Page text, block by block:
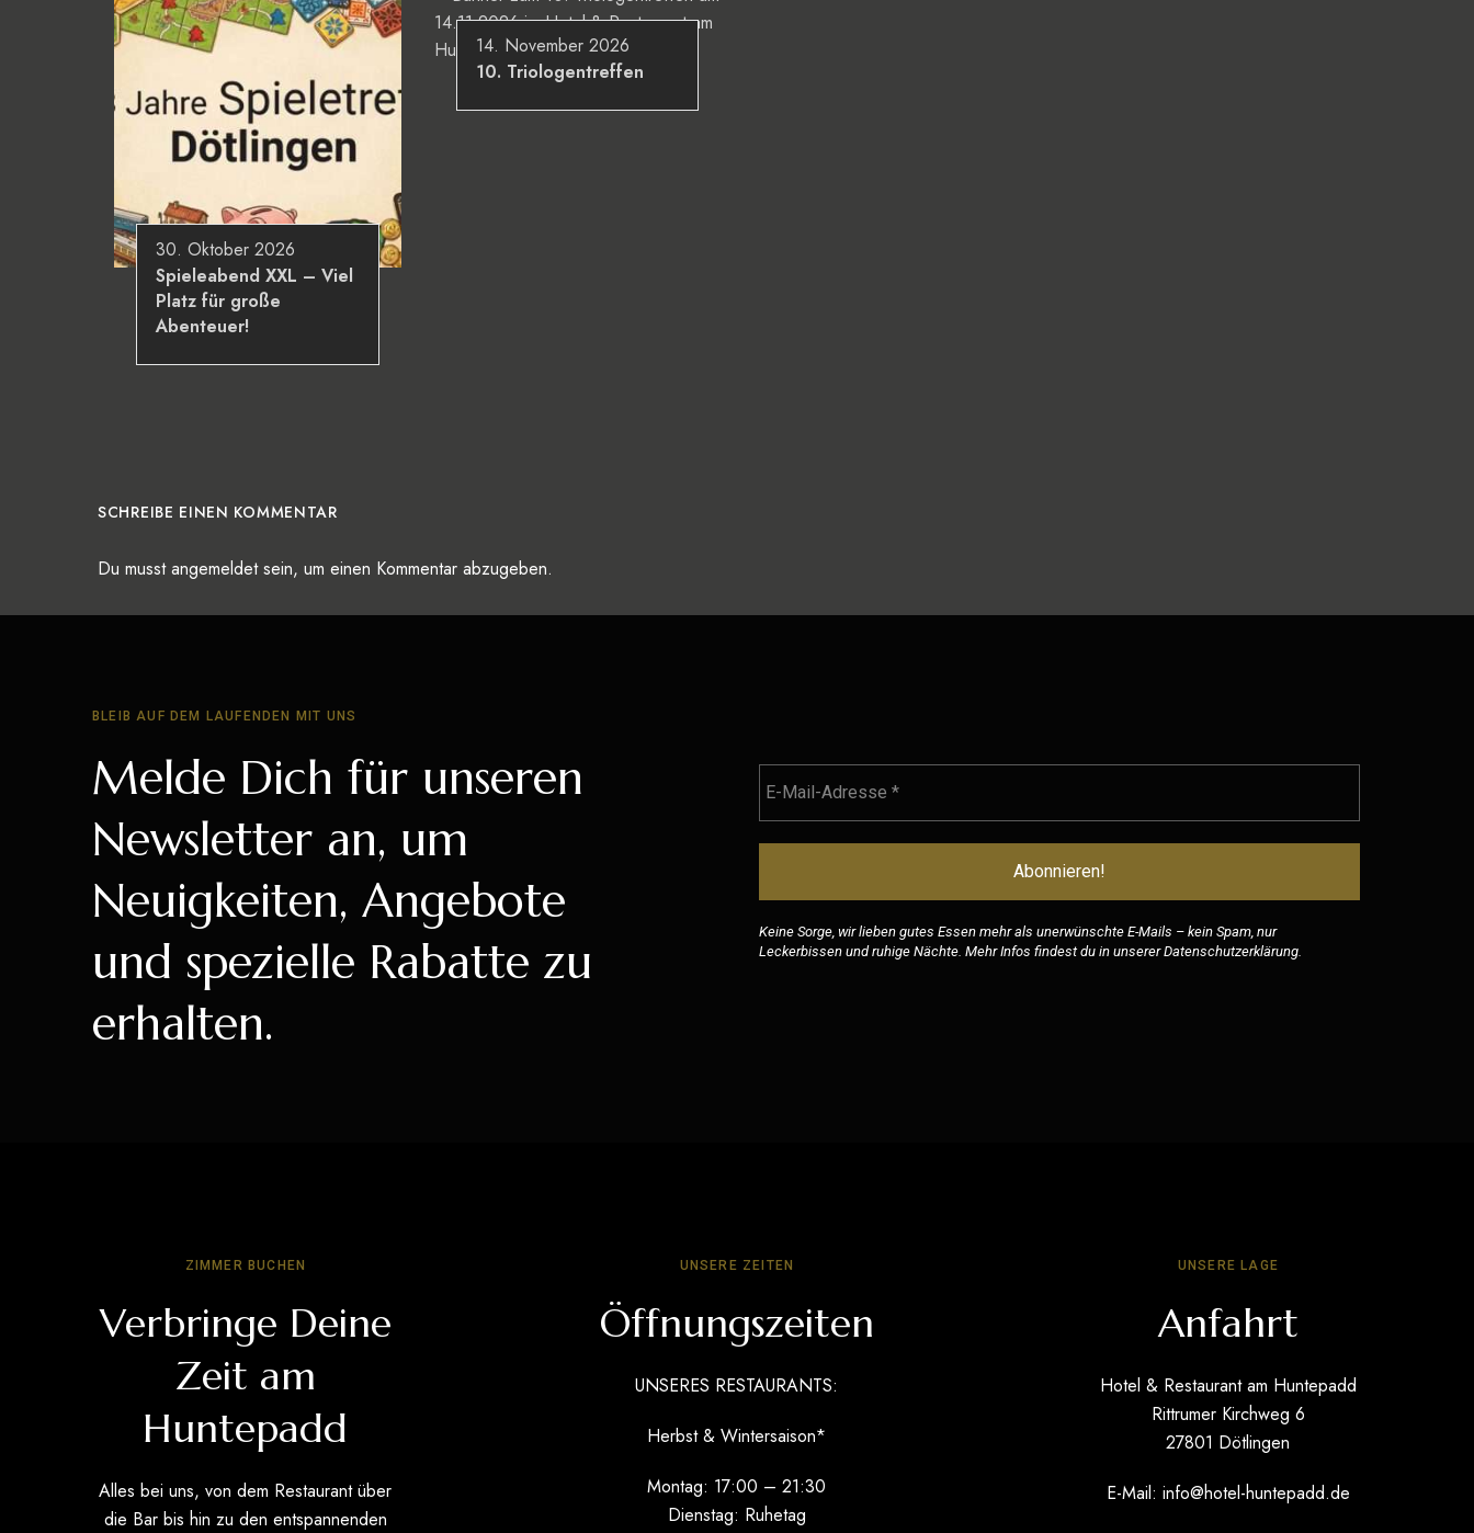
30. Oktober 2026
Spieleabend XXL – Viel
Platz für große
Abenteuer!
14. November 2026
10. Triologentreffen
SCHREIBE EINEN KOMMENTAR
Du musstangemeldetsein, um einen Kommentar abzugeben.
BLEIB AUF DEM LAUFENDEN MIT UNS
Melde Dich für unseren
Newsletter an, um
Neuigkeiten, Angebote
und spezielle Rabatte zu
erhalten.
Keine Sorge, wir lieben gutes Essen mehr als unerwünschte E-Mails – kein Spam, nur
Leckerbissen und ruhige Nächte. Mehr Infos findest du in unsererDatenschutzerklärung
ZIMMER BUCHEN
Verbringe Deine
Zeit am
Huntepadd
Alles bei uns, von dem Restaurant über
die Bar bis hin zu den entspannenden
UNSERE ZEITEN
Öffnungszeiten
UNSERES RESTAURANTS:
Herbst & Wintersaison*
Montag: 17:00 – 21:30
Dienstag: Ruhetag
UNSERE LAGE
Anfahrt
Hotel & Restaurant am Huntepadd
Rittrumer Kirchweg 6
27801 Dötlingen
E-Mail: info@hotel-huntepadd.de